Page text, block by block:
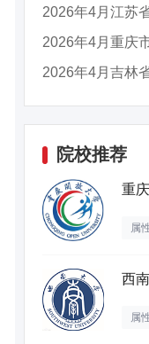
2026年4月江苏
2026年4月重庆
2026年4月吉林
院校推荐
重
属
西
属